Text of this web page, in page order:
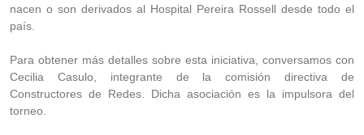
nacen o son derivados al Hospital Pereira Rossell desde todo el
país.
Para obtener más detalles sobre esta iniciativa, conversamos con
Cecilia Casulo, integrante de la comisión directiva de
Constructores de Redes. Dicha asociación es la impulsora del
torneo.